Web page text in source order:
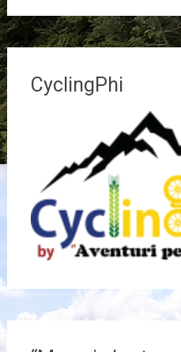
CyclingPhi